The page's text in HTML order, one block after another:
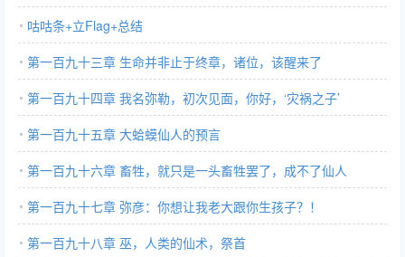
咕咕条+立Flag+总结
第一百九十三章 生命并非止于终章，诸位，该醒来了
第一百九十四章 我名弥勒，初次见面，你好，‘灾祸之子’
第一百九十五章 大蛤蟆仙人的预言
第一百九十六章 畜牲，就只是一头畜牲罢了，成不了仙人
第一百九十七章 弥彦：你想让我老大跟你生孩子？！
第一百九十八章 巫，人类的仙术，祭首